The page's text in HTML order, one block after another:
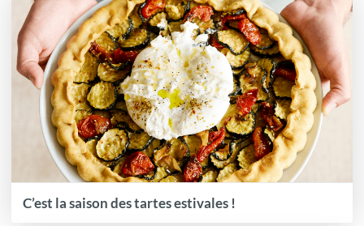
C’est la saison des tartes estivales !